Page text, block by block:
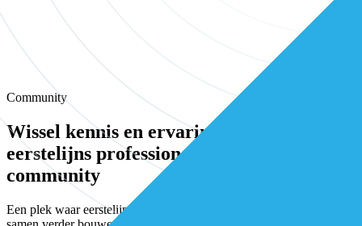
Community
Wissel kennis en ervaring uit met andere
eerstelijns professionals in onze
community
Een plek waar eerstelijnsprofessionals elkaar vinden, versterken en